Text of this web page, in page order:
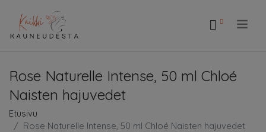
Rose Naturelle Intense, 50 ml Chloé
Naisten hajuvedet
Etusivu
Rose Naturelle Intense, 50 ml Chloé Naisten hajuvedet